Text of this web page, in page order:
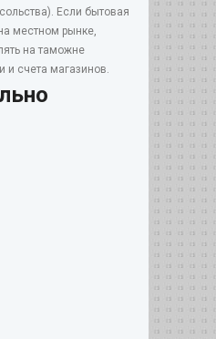
Если бытовая
местном рынке,
на таможне
и счета магазинов.